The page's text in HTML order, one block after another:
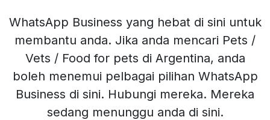
WhatsApp Business yang hebat di sini untuk
membantu anda. Jika anda mencari Pets /
Vets / Food for pets di Argentina, anda
boleh menemui pelbagai pilihan WhatsApp
Business di sini. Hubungi mereka. Mereka
sedang menunggu anda di sini.